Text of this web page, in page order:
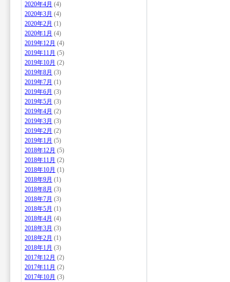
2020年4月 (4)
2020年3月 (4)
2020年2月 (1)
2020年1月 (4)
2019年12月 (4)
2019年11月 (5)
2019年10月 (2)
2019年8月 (3)
2019年7月 (1)
2019年6月 (3)
2019年5月 (3)
2019年4月 (2)
2019年3月 (3)
2019年2月 (2)
2019年1月 (5)
2018年12月 (5)
2018年11月 (2)
2018年10月 (1)
2018年9月 (1)
2018年8月 (3)
2018年7月 (3)
2018年5月 (1)
2018年4月 (4)
2018年3月 (3)
2018年2月 (1)
2018年1月 (3)
2017年12月 (2)
2017年11月 (2)
2017年10月 (3)